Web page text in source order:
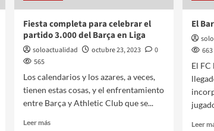
Fiesta completa para celebrar el
partido 3.000 del Barça en Liga
soloactualidad octubre 23, 2023
0
565
Los calendarios y los azares, a veces,
tienen estas cosas, y el enfrentamiento
entre Barça y Athletic Club que se...
Leer más
El
663
El
Leer